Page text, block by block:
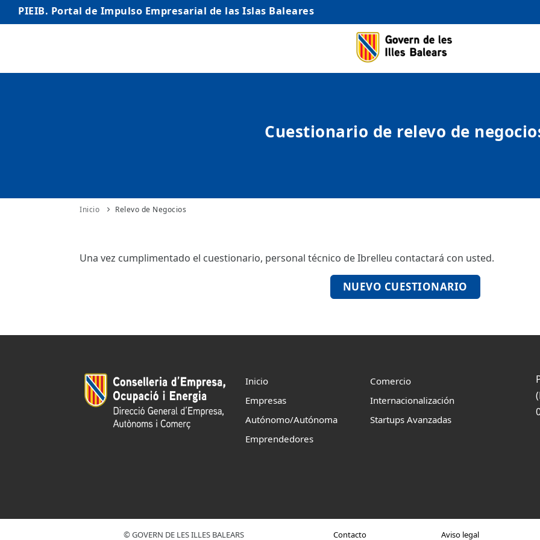
PIEIB. Portal de Impulso Empresarial de las Islas Baleares
INICIO
INTERNACIONALIZACIÓN
Cuestionario de relevo de
Inicio Relevo de Negocios
Una vez cumplimentado el cuestionario, personal técnico de Ibrelleu contactará con usted.
NUEVO CUESTIONARIO
Inicio
Empresas
Autónomo/Autónoma
Emprendedores
Comercio
Internacionalización
Startups Avanzadas
© GOVERN DE LES ILLES BALEARS Contacto Aviso legal